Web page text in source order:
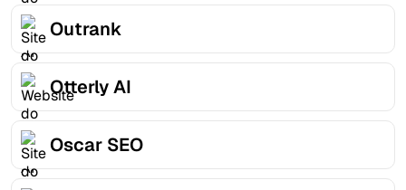
Outrank
Otterly AI
Oscar SEO